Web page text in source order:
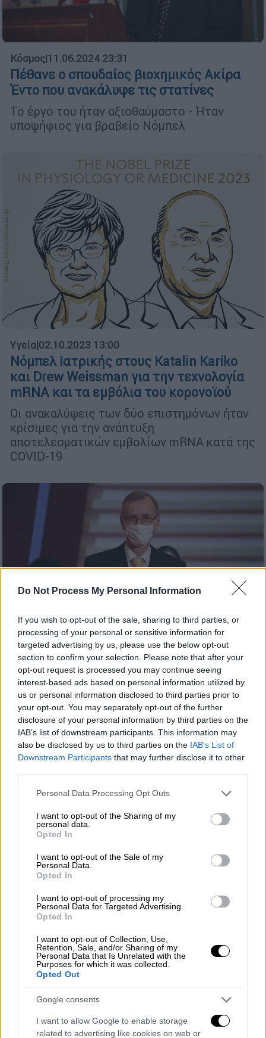
Do Not Process My Personal Information
If you wish to opt-out of the sale, sharing to third parties, or
processing of your personal or sensitive information for
targeted advertising by us, please use the below opt-out
section to confirm your selection. Please note that after your
opt-out request is processed you may continue seeing
interest-based ads based on personal information utilized by
us or personal information disclosed to third parties prior to
your opt-out. You may separately opt-out of the further
disclosure of your personal information by third parties on the
IAB’s list of downstream participants. This information may
also be disclosed by us to third parties on the IAB’s List of
Downstream Participants that may further disclose it to other
Please note that this website/app uses one or more Google
not limited to your visit or usage behaviour. You may click to
grant or deny consent to Google and its third-party tags to
use your data for below specified purposes in below Google
consent section.
Personal Data Processing Opt Outs
I want to opt-out of the Sharing of my
personal data.
Opted In
I want to opt-out of the Sale of my
Personal Data.
Opted In
I want to opt-out of processing my
Personal Data for Targeted Advertising.
Opted In
I want to opt-out of Collection, Use,
Retention, Sale, and/or Sharing of my
Personal Data that Is Unrelated with the
Purposes for which it was collected.
Opted Out
Google consents
I want to allow Google to enable storage
related to advertising like cookies on web or
Κόσμος|11.06.2024 23:31
Πέθανε ο σπουδαίος βιοχημικός Ακίρα
Έντο που ανακάλυψε τις στατίνες
Το έργο του ήταν αξιοθαύμαστο - Ήταν
υποψήφιος για βραβείο Νόμπελ
Υγεία|02.10.2023 13:00
Νόμπελ Ιατρικής στους Katalin Kariko
και Drew Weissman για την τεχνολογία
mRNA και τα εμβόλια του κορονοϊού
Οι ανακαλύψεις των δύο επιστημόνων ήταν
κρίσιμες για την ανάπτυξη
αποτελεσματικών εμβολίων mRNA κατά της
COVID-19
Κόσμος 03.10.2022 12:38
Νόμπελ Ιατρικής 2022: Ο γενετιστής
Σβάντε Πάαμπο βραβεύτηκε για το DNA
των ανθρώπινων προγόνων
Ποιος είναι ο άνθρωπος που αναδείχθηκε
Κόσμος|10.02.2022 20:54
Luc Montagnier: Πέθανε ο ιολόγος
κάτοχος του Νόμπελ Ιατρικής - Τι
Εφυγε από τη ζωή, σε ηλικία 89 ετών, ο